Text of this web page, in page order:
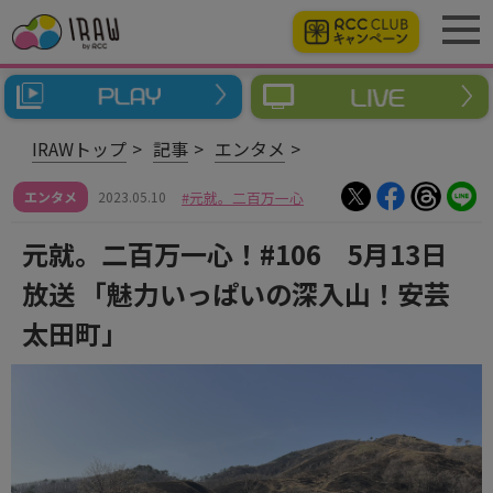
IRAWトップ 記事 エンタメ
エンタメ 2023.05.10 元就。二百万一心
元就。二百万一心！#106 5月13日
放送 「魅力いっぱいの深入山！安芸
太田町」